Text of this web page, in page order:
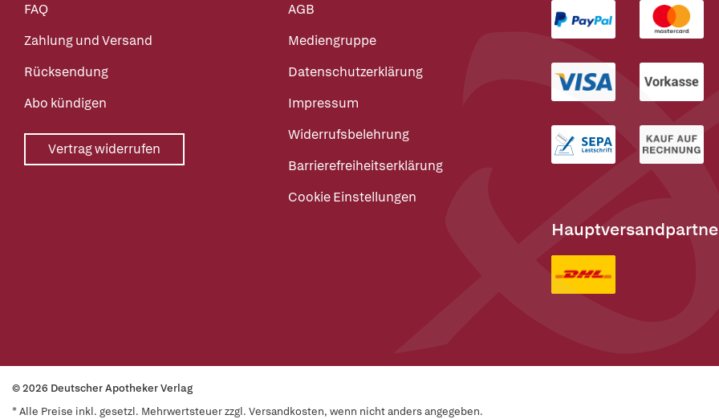
FAQ
Zahlung und Versand
Rücksendung
Abo kündigen
Vertrag widerrufen
AGB
Mediengruppe
Datenschutzerklärung
Impressum
Widerrufsbelehrung
Barrierefreiheitserklärung
Cookie Einstellungen
© 2026 Deutscher Apotheker Verlag
* Alle Preise inkl. gesetzl. Mehrwertsteuer zzgl. Versandkosten, wenn nicht anders angegeben.